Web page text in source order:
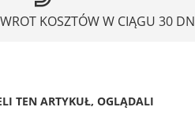
KOSZTÓW W CIĄGU 30
TEN ARTYKUŁ, OGLĄDALI